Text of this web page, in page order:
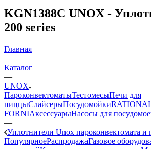
KGN1388C UNOX -
200 series
Главная
—
Каталог
—
UNOX
ПароконвектоматыТестомесыПечи для
пиццыСлайсерыПосудомойки
FORNIАксессуарыНасосы для
—
Уплотнители Unox пароконвектомата и
ПопулярноеРаспродажаГазовое